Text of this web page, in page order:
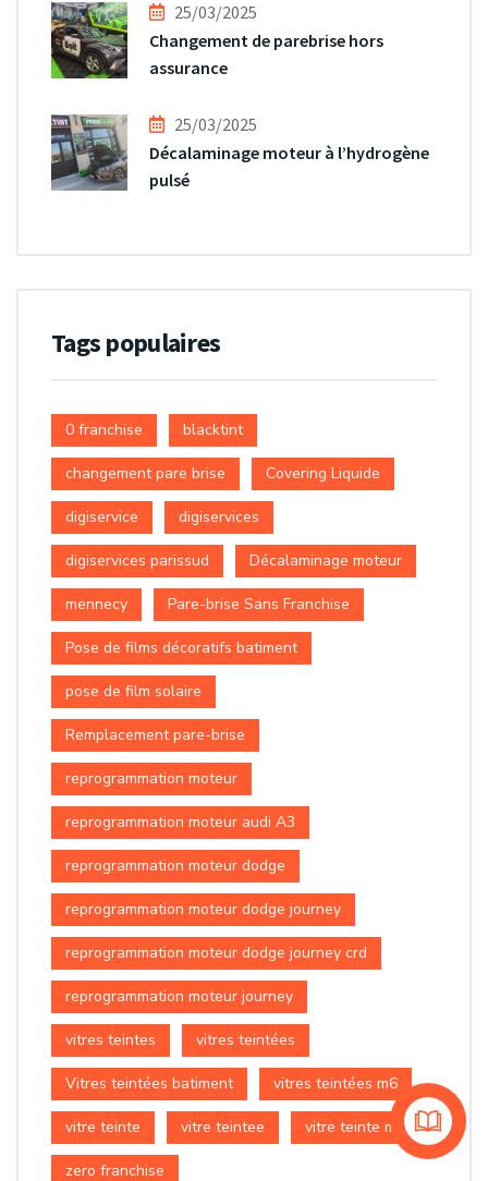
25/03/2025
Changement de parebrise hors
assurance
25/03/2025
Décalaminage moteur à l’hydrogène
pulsé
Tags populaires
0 franchise blacktint
changement pare brise Covering Liquide
digiservice digiservices
digiservices parissud Décalaminage moteur
mennecy Pare-brise Sans Franchise
Pose de films décoratifs batiment
pose de film solaire
Remplacement pare-brise
reprogrammation moteur
reprogrammation moteur audi A3
reprogrammation moteur dodge
reprogrammation moteur dodge journey
reprogrammation moteur dodge journey crd
reprogrammation moteur journey
vitres teintes vitres teintées
Vitres teintées batiment vitres teintées m6
vitre teinte vitre teintee vitre teinte m6
zero franchise